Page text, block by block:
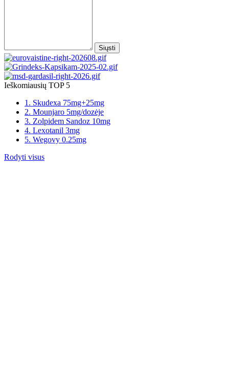
Siųsti
Ieškomiausių TOP 5
1. Skudexa 75mg+25mg
2. Mounjaro 5mg/dozėje
3. Zolpidem Sandoz 10mg
4. Lexotanil 3mg
5. Wegovy 0.25mg
Rodyti visus